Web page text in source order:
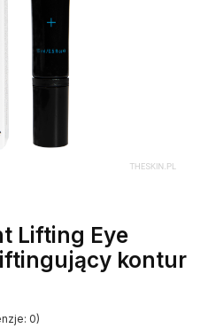
Lifting Eye
kontur
0)